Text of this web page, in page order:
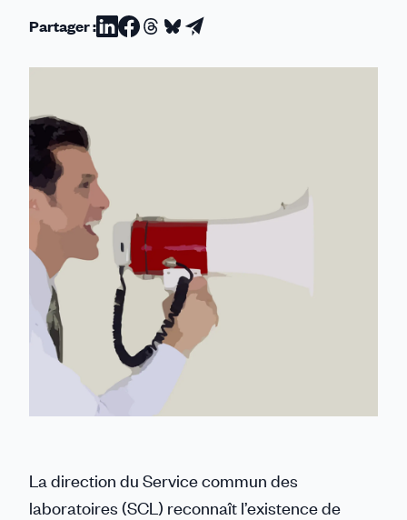
Partager :Partager
sur
Partager
sur
Partager
sur
Partager
sur
Partager
par
La direction du Service commun des
laboratoires (SCL) reconnaît l’existence de